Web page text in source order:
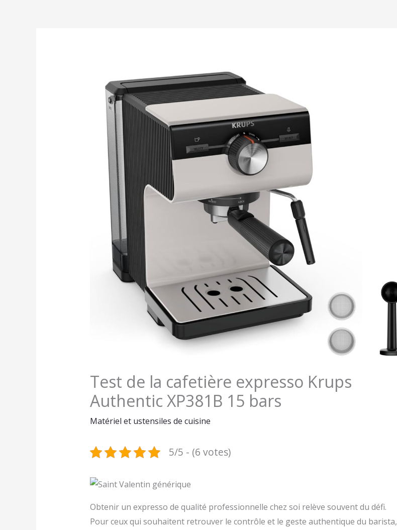
Test de la cafetière expresso Krups
Authentic XP381B 15 bars
Matériel et ustensiles de cuisine
5/5 - (6 votes)
Obtenir un expresso de qualité professionnelle chez soi relève souvent du défi.
Pour ceux qui souhaitent retrouver le contrôle et le geste authentique du barista,